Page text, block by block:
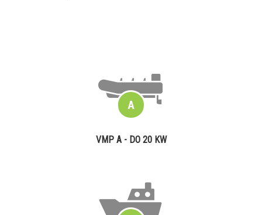
VMP A - DO 20 KW